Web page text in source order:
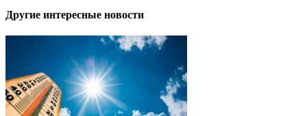
Другие интересные новости